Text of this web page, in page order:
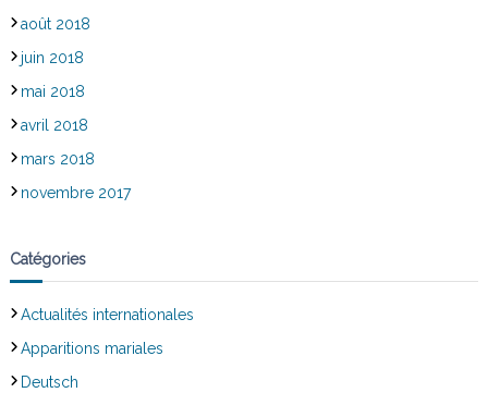
août 2018
juin 2018
mai 2018
avril 2018
mars 2018
novembre 2017
Catégories
Actualités internationales
Apparitions mariales
Deutsch